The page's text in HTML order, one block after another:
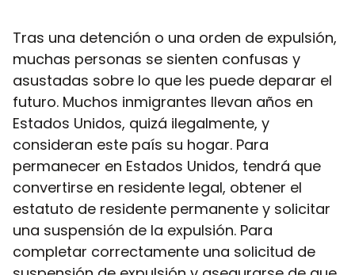
Tras una detención o una orden de expulsión,
muchas personas se sienten confusas y
asustadas sobre lo que les puede deparar el
futuro. Muchos inmigrantes llevan años en
Estados Unidos, quizá ilegalmente, y
consideran este país su hogar. Para
permanecer en Estados Unidos, tendrá que
convertirse en residente legal, obtener el
estatuto de residente permanente y solicitar
una suspensión de la expulsión. Para
completar correctamente una solicitud de